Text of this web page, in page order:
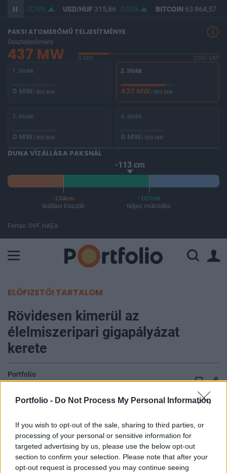
Portfolio - Do Not Process My Personal Information
If you wish to opt-out of the sale, sharing to third parties, or
processing of your personal or sensitive information for
targeted advertising by us, please use the below opt-out
section to confirm your selection. Please note that after your
opt-out request is processed you may continue seeing
0,39% USD/HUF315,86 0,53% BITCOIN63 864,57
PAKSI ATOMERŐMŰ TELJESÍTMÉNYE
Összteljesítmény
437 MW 0 MW
2000 MW
1. blokk
0 MW/ 500 MW
2. blokk
437 MW/ 500 MW
3. blokk
0 MW/ 500 MW
4. blokk
0 MW/ 500 MW
DUNA VÍZÁLLÁSA PAKSNÁL
-113 cm
-134cm
leállási küszöb
-107cm
teljes működés
Forrás: OVF, HAEA
ELŐFIZETŐI TARTALOM
Rövidesen kimerül az
élelmiszeripari gigapályázat
kerete
Portfolio
beruházásokat támogató 151 milliárd forintos
keretű nagy uniós pályázat első szakaszára 126
milliárdos támogatási igény érkezett, de azóta
már 130 milliárd forint fölé emelkedett a